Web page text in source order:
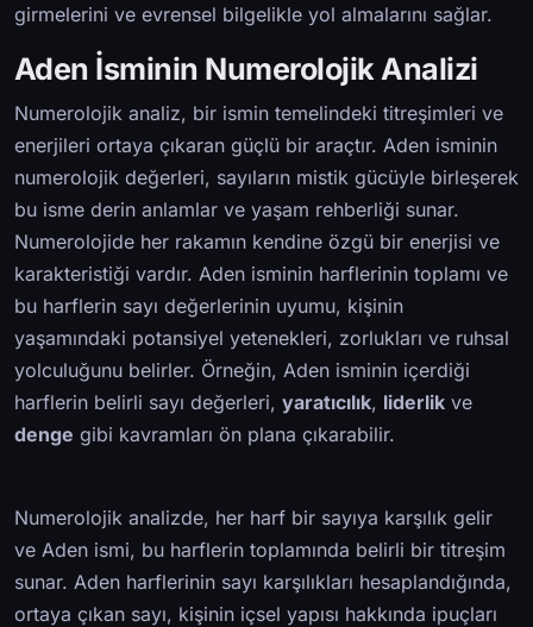
girmelerini ve evrensel bilgelikle yol almalarını sağlar.
Aden İsminin Numerolojik Analizi
Numerolojik analiz, bir ismin temelindeki titreşimleri ve
enerjileri ortaya çıkaran güçlü bir araçtır. Aden isminin
numerolojik değerleri, sayıların mistik gücüyle birleşerek
bu isme derin anlamlar ve yaşam rehberliği sunar.
Numerolojide her rakamın kendine özgü bir enerjisi ve
karakteristiği vardır. Aden isminin harflerinin toplamı ve
bu harflerin sayı değerlerinin uyumu, kişinin
yaşamındaki potansiyel yetenekleri, zorlukları ve ruhsal
yolculuğunu belirler. Örneğin, Aden isminin içerdiği
harflerin belirli sayı değerleri, yaratıcılık, liderlik ve
denge gibi kavramları ön plana çıkarabilir.
Numerolojik analizde, her harf bir sayıya karşılık gelir
ve Aden ismi, bu harflerin toplamında belirli bir titreşim
sunar. Aden harflerinin sayı karşılıkları hesaplandığında,
ortaya çıkan sayı, kişinin içsel yapısı hakkında ipuçları